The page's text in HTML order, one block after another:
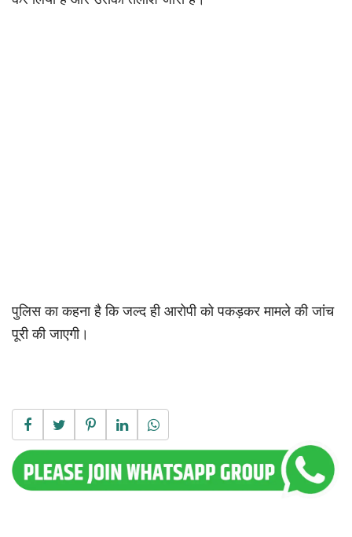
पुलिस का कहना है कि जल्द ही आरोपी को पकड़कर मामले की जांच
पूरी की जाएगी।